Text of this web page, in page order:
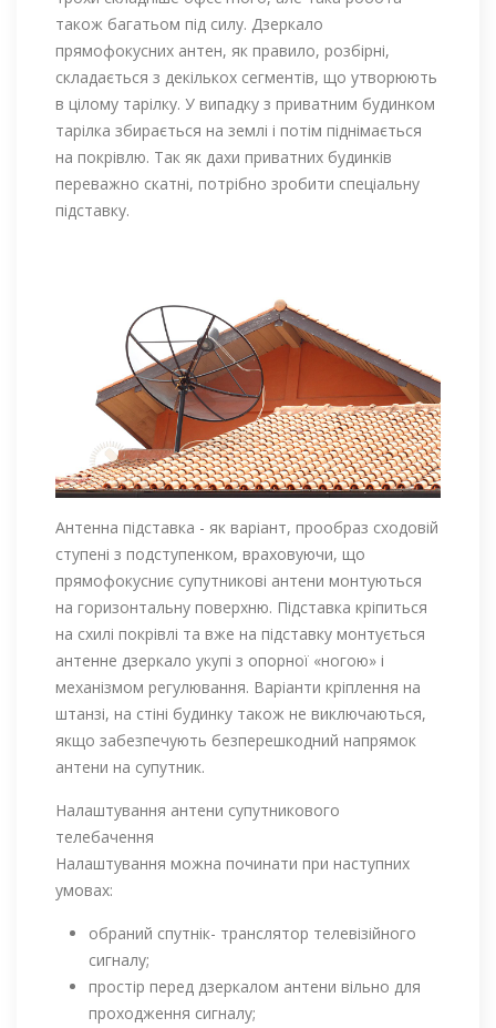
також багатьом під силу. Дзеркало
прямофокусних антен, як правило, розбірні,
складається з декількох сегментів, що утворюють
в цілому тарілку. У випадку з приватним будинком
тарілка збирається на землі і потім піднімається
на покрівлю. Так як дахи приватних будинків
переважно скатні, потрібно зробити спеціальну
підставку.
Антенна підставка - як варіант, прообраз сходовій
ступені з подступенком, враховуючи, що
прямофокусниє супутникові антени монтуються
на горизонтальну поверхню. Підставка кріпиться
на схилі покрівлі та вже на підставку монтується
антенне дзеркало укупі з опорної «ногою» і
механізмом регулювання. Варіанти кріплення на
штанзі, на стіні будинку також не виключаються,
якщо забезпечують безперешкодний напрямок
антени на супутник.
Налаштування антени супутникового
телебачення
Налаштування можна починати при наступних
умовах:
обраний спутнік- транслятор телевізійного
сигналу;
простір перед дзеркалом антени вільно для
проходження сигналу;